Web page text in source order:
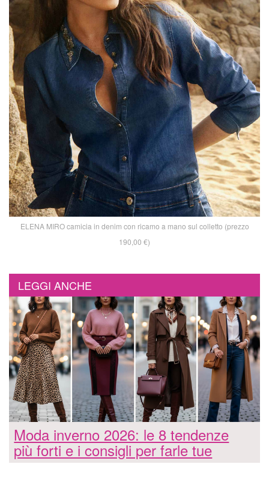
ELENA MIRO camicia in denim con ricamo a mano sul colletto (prezzo
190,00 €)
LEGGI ANCHE
Moda inverno 2026: le 8 tendenze
più forti e i consigli per farle tue